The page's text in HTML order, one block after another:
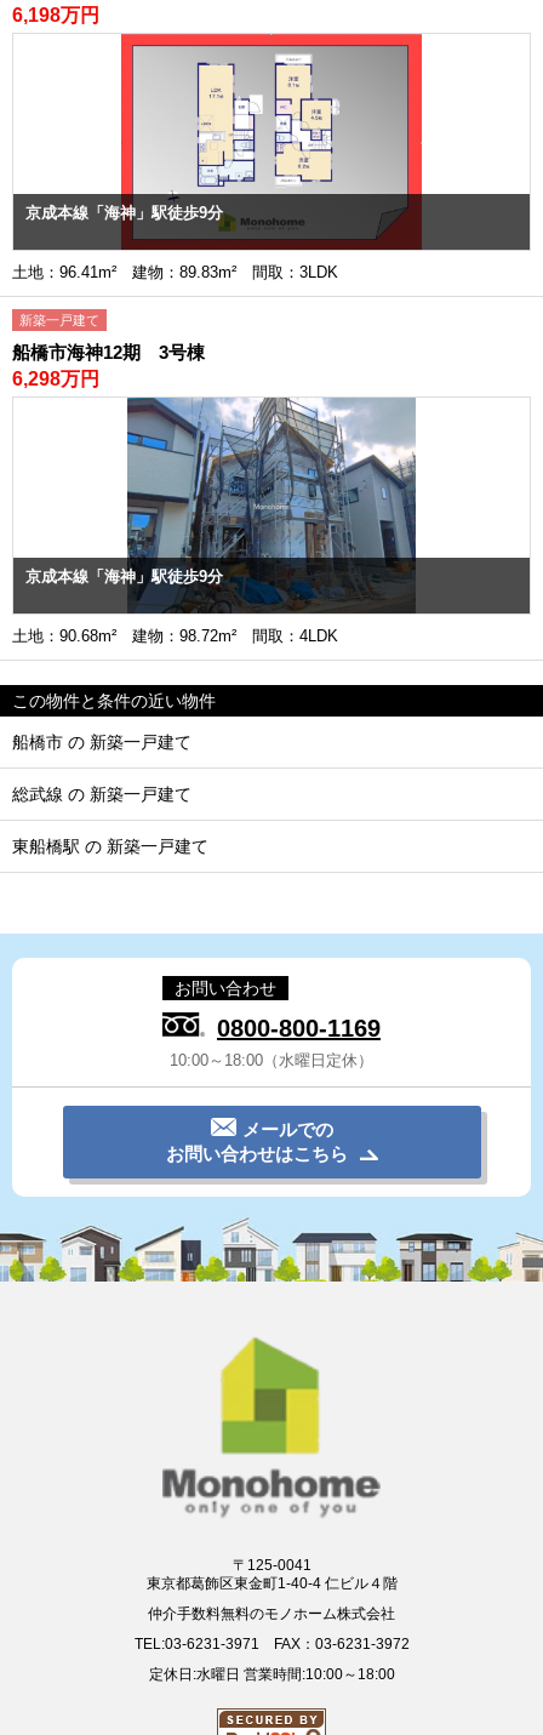
6,198万円
京成本線「海神」駅徒歩9分
土地：96.41m² 建物：89.83m² 間取：3LDK
新築一戸建て
船橋市海神12期 3号棟
6,298万円
京成本線「海神」駅徒歩9分
土地：90.68m² 建物：98.72m² 間取：4LDK
この物件と条件の近い物件
船橋市 の 新築一戸建て
総武線 の 新築一戸建て
東船橋駅 の 新築一戸建て
お問い合わせ
0800-800-1169
10:00～18:00（水曜日定休）
メールでの
お問い合わせはこちら
〒125-0041
東京都葛飾区東金町1-40-4 仁ビル４階
仲介手数料無料のモノホーム株式会社
TEL:03-6231-3971 FAX：03-6231-3972
定休日:水曜日 営業時間:10:00～18:00